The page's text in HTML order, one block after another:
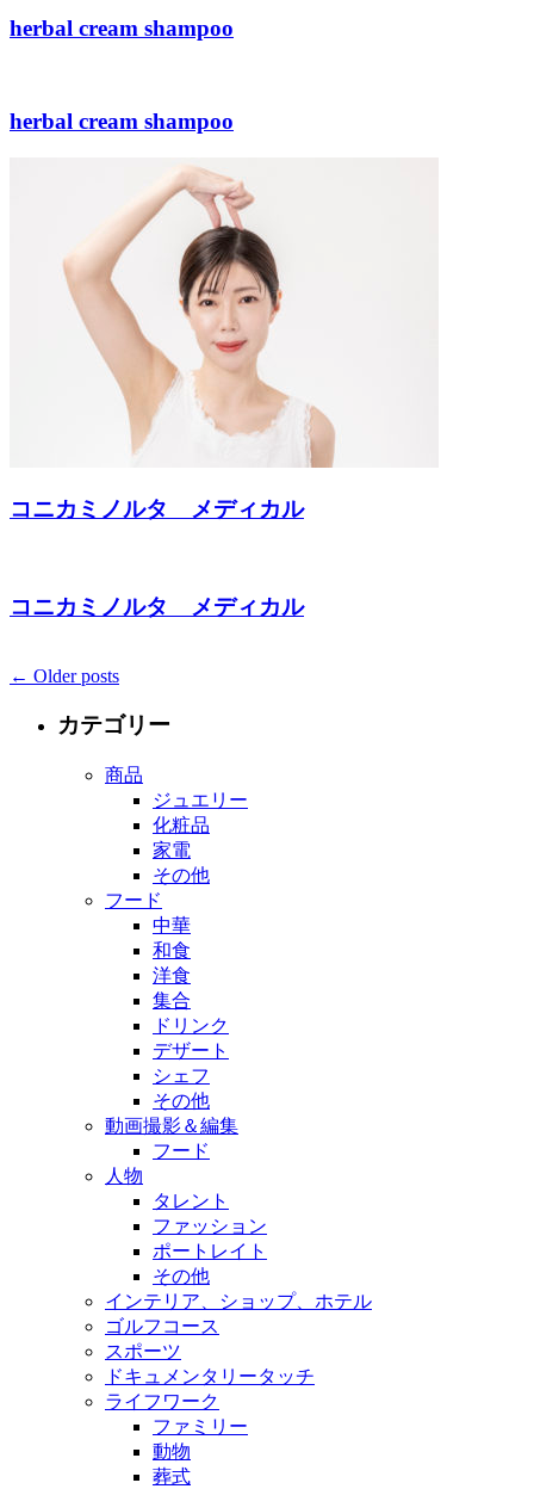
herbal cream shampoo
herbal cream shampoo
コニカミノルタ メディカル
コニカミノルタ メディカル
Posts
navigation
← Older posts
カテゴリー
商品
ジュエリー
化粧品
家電
その他
フード
中華
和食
洋食
集合
ドリンク
デザート
シェフ
その他
動画撮影＆編集
フード
人物
タレント
ファッション
ポートレイト
その他
インテリア、ショップ、ホテル
ゴルフコース
スポーツ
ドキュメンタリータッチ
ライフワーク
ファミリー
動物
葬式